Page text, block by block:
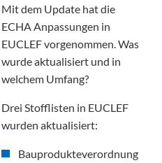
Mit dem Update hat die
ECHA Anpassungen in
EUCLEF vorgenommen. Was
wurde aktualisiert und in
welchem Umfang?
Drei Stofflisten in EUCLEF
wurden aktualisiert:
Bauprodukteverordnung